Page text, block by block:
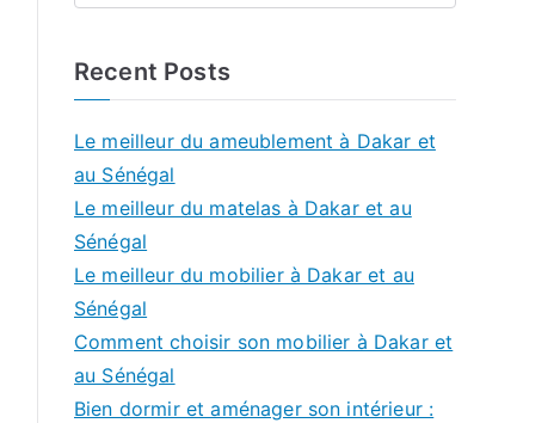
Recent Posts
Le meilleur du ameublement à Dakar et
au Sénégal
Le meilleur du matelas à Dakar et au
Sénégal
Le meilleur du mobilier à Dakar et au
Sénégal
Comment choisir son mobilier à Dakar et
au Sénégal
Bien dormir et aménager son intérieur :